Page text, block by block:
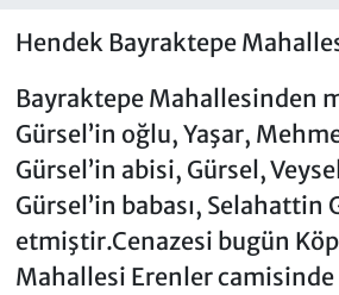
Hendek Bayraktepe
Bayraktepe Mahallesinden
Gürsel’in oğlu, Yaşar,
Gürsel’in abisi, Gürsel,
Gürsel’in babası, Selahattin
etmiştir.Cenazesi bugün
Mahallesi Erenler camisinde